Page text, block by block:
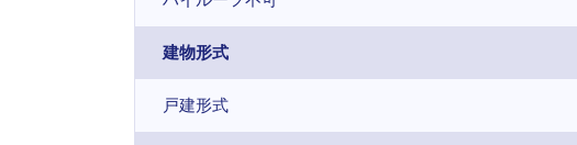
建物形式
戸建形式